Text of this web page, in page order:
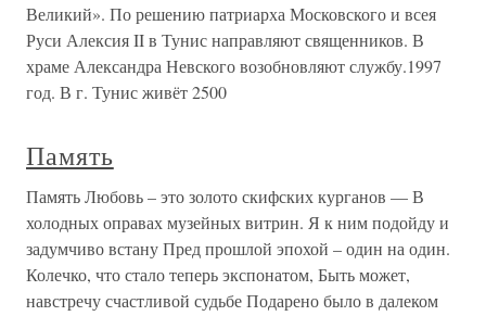
Великий». По решению патриарха Московского и всея
Руси Алексия II в Тунис направляют священников. В
храме Александра Невского возобновляют службу.1997
год. В г. Тунис живёт 2500
Память
Память Любовь – это золото скифских курганов — В
холодных оправах музейных витрин. Я к ним подойду и
задумчиво встану Пред прошлой эпохой – один на один.
Колечко, что стало теперь экспонатом, Быть может,
навстречу счастливой судьбе Подарено было в далеком